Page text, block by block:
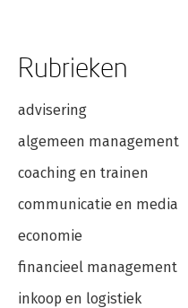
Rubrieken
advisering
algemeen management
coaching en trainen
communicatie en media
economie
financieel management
inkoop en logistiek